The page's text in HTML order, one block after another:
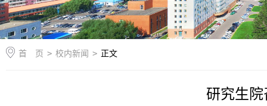
首 页 > 校内新闻 > 正文
研究生